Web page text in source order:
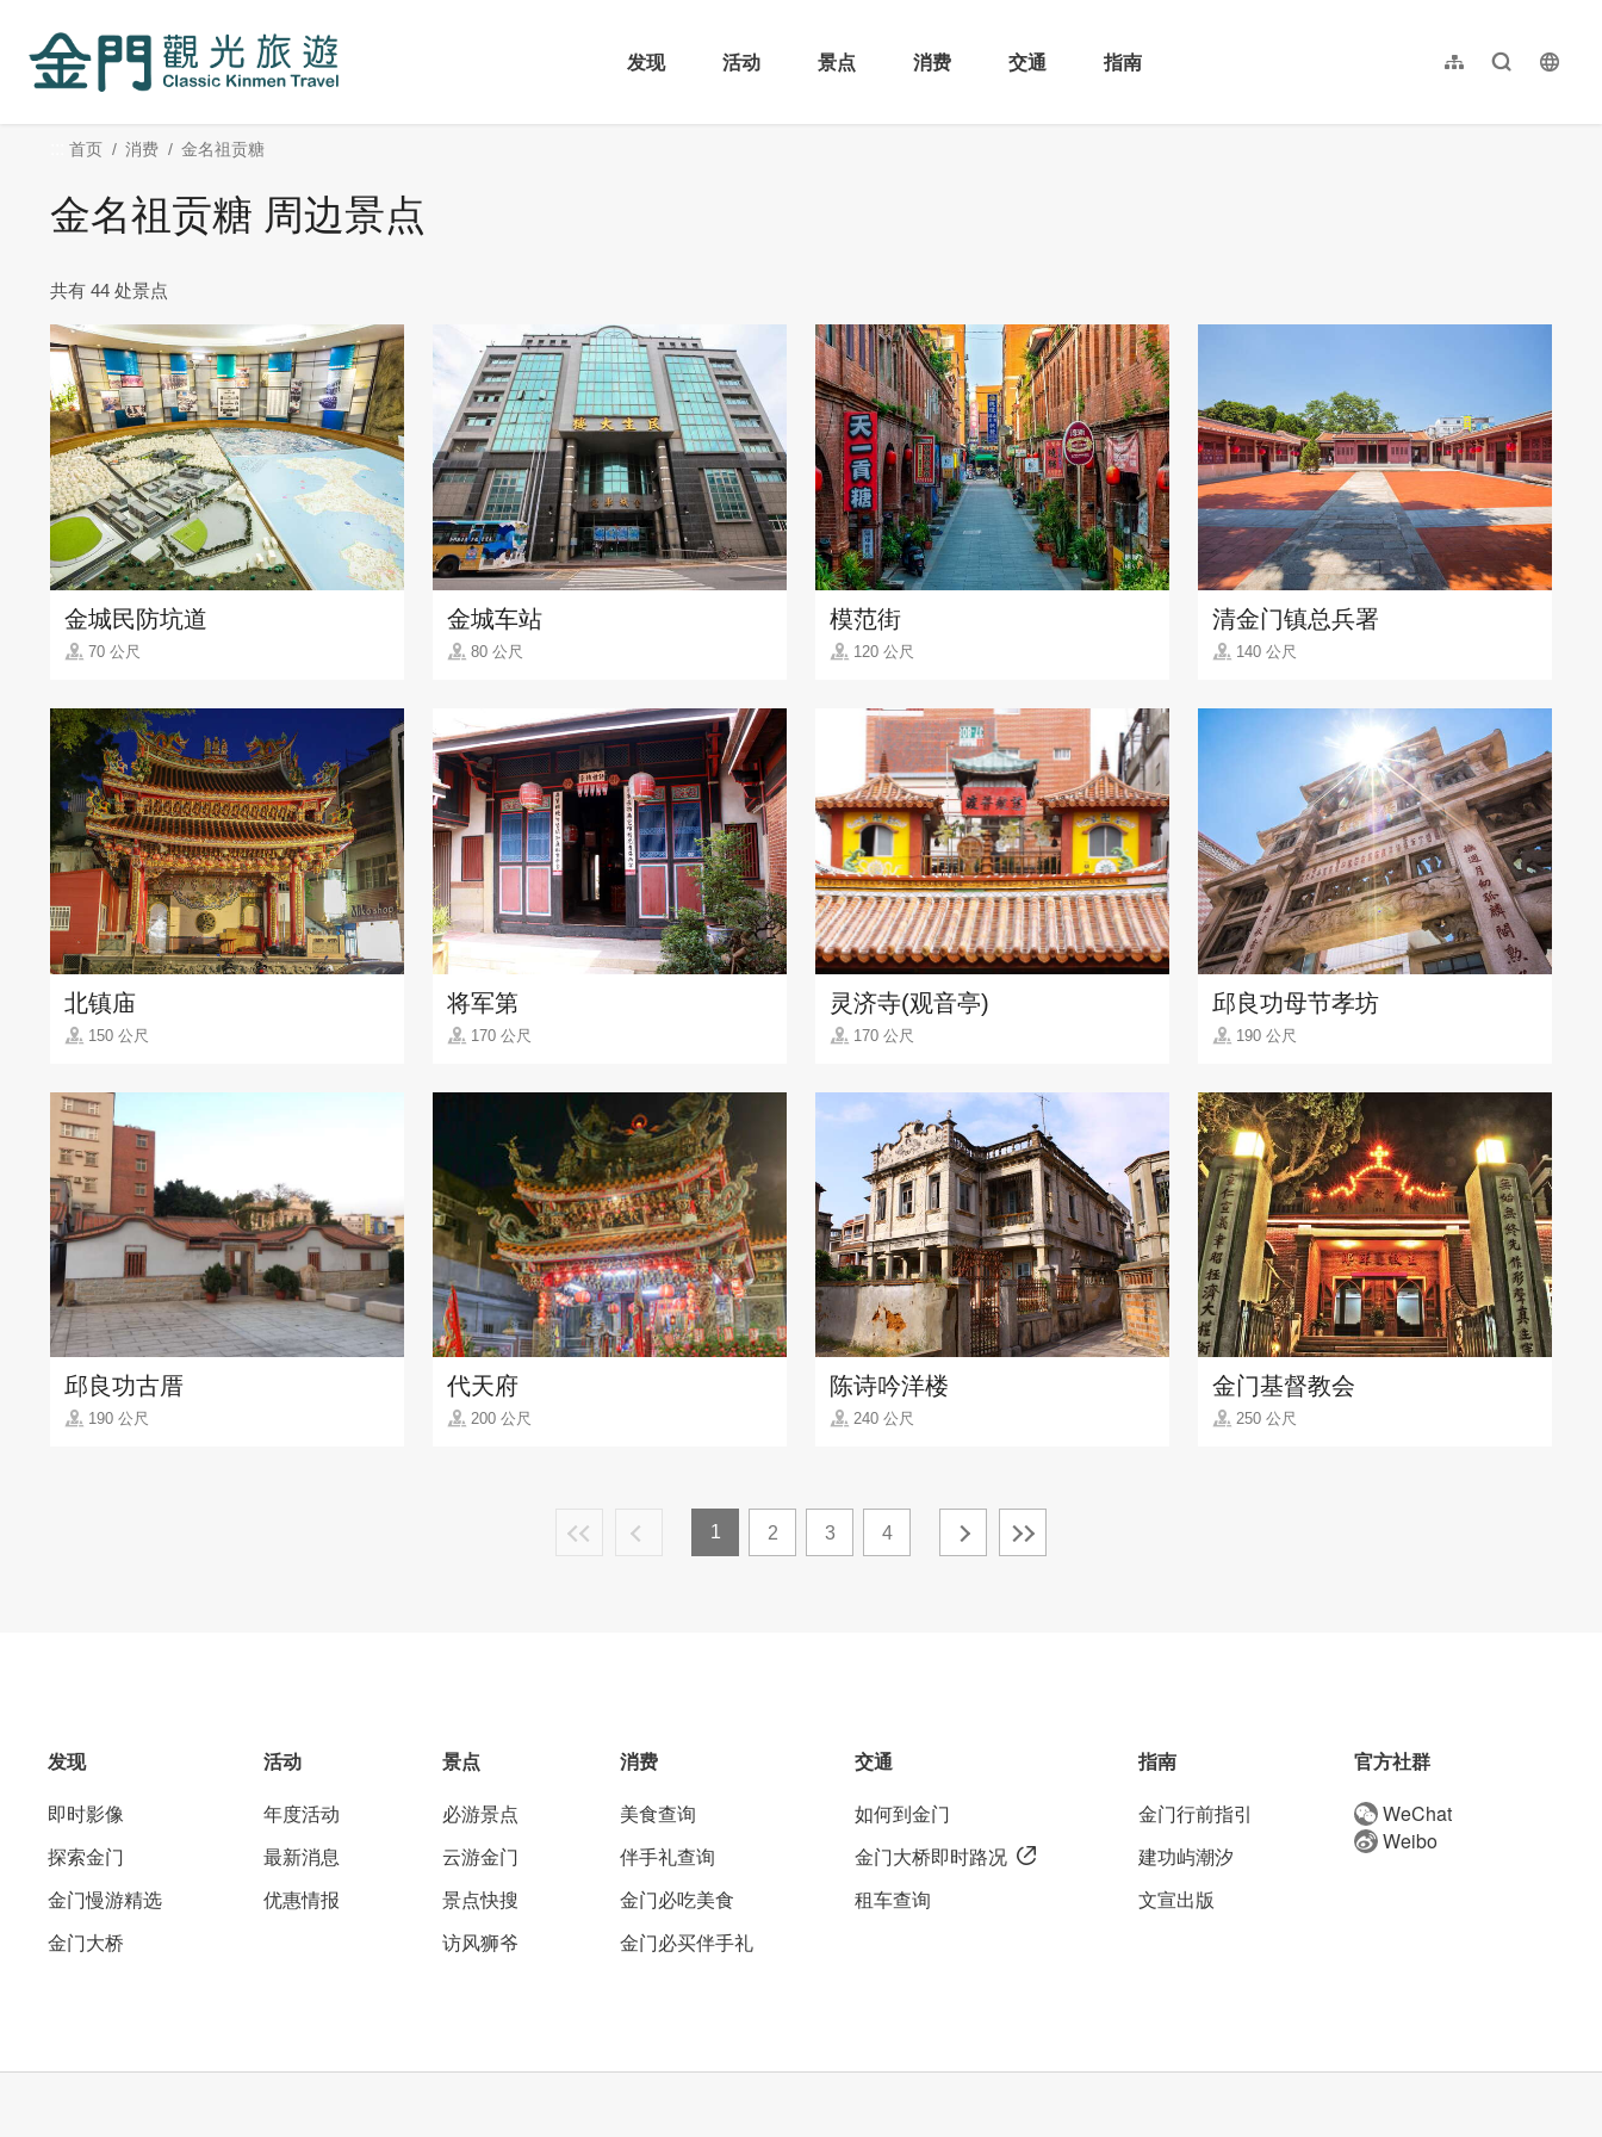
内
发现
活动 景点 消费 交通 指南 网站导览全文检索
繁體中文
首页 消费 金名祖贡糖
金名祖贡糖 周边景点
共有 44 处景点
金城民防坑道
70 公尺
金城车站
80 公尺
模范街
120 公尺
清金门镇总兵署
140 公尺
北镇庙
150 公尺
将军第
170 公尺
灵济寺(观音亭)
170 公尺
邱良功母节孝坊
190 公尺
邱良功古厝
190 公尺
代天府
200 公尺
陈诗吟洋楼
240 公尺
金门基督教会
250 公尺
1 2 3 4
发现
即时影像
探索金门
金门慢游精选
金门大桥
活动
年度活动
最新消息
优惠情报
景点
必游景点
云游金门
景点快搜
访风狮爷
消费
美食查询
伴手礼查询
金门必吃美食
金门必买伴手礼
交通
如何到金门
金门大桥即时路况
租车查询
指南
金门行前指引
建功屿潮汐
文宣出版
官方社群
WeChat
Weibo